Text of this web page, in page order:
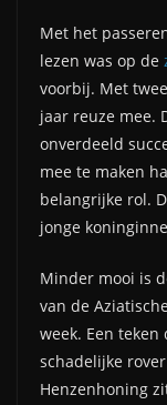
Met het
lezen was op de
voorbij. Met
jaar reuze mee.
onverdeeld
mee te maken
belangrijke rol.
jonge
Minder mooi is
van de
week. Een
schadelijke
Henzenhoning